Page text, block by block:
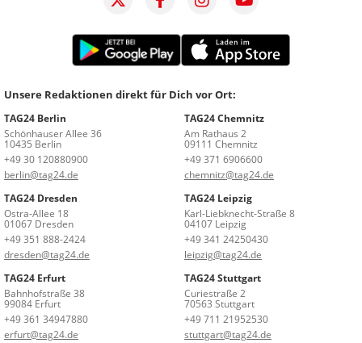
Unsere Redaktionen direkt für Dich vor Ort:
TAG24 Berlin
Schönhauser Allee 36
10435 Berlin
+49 30 120880900
berlin@tag24.de
TAG24 Chemnitz
Am Rathaus 2
09111 Chemnitz
+49 371 6906600
chemnitz@tag24.de
TAG24 Dresden
Ostra-Allee 18
01067 Dresden
+49 351 888-2424
dresden@tag24.de
TAG24 Leipzig
Karl-Liebknecht-Straße 8
04107 Leipzig
+49 341 24250430
leipzig@tag24.de
TAG24 Erfurt
Bahnhofstraße 38
99084 Erfurt
+49 361 34947880
erfurt@tag24.de
TAG24 Stuttgart
Curiestraße 2
70563 Stuttgart
+49 711 21952530
stuttgart@tag24.de